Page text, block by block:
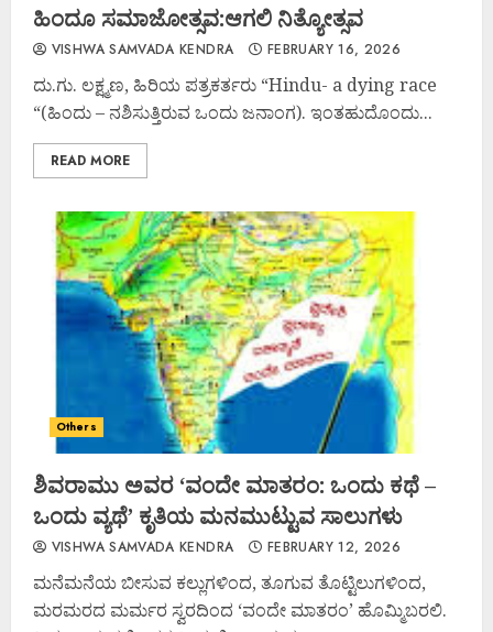
ಹಿಂದೂ ಸಮಾಜೋತ್ಸವ:ಆಗಲಿ ನಿತ್ಯೋತ್ಸವ
VISHWA SAMVADA KENDRA FEBRUARY 16, 2026
ದು.ಗು. ಲಕ್ಷ್ಮಣ, ಹಿರಿಯ ಪತ್ರಕರ್ತರು “Hindu- a dying race
“(ಹಿಂದು – ನಶಿಸುತ್ತಿರುವ ಒಂದು ಜನಾಂಗ). ಇಂತಹುದೊಂದು...
READ MORE
Others
ಶಿವರಾಮು ಅವರ ‘ವಂದೇ ಮಾತರಂ: ಒಂದು ಕಥೆ –
ಒಂದು ವ್ಯಥೆ’ ಕೃತಿಯ ಮನಮುಟ್ಟುವ ಸಾಲುಗಳು
VISHWA SAMVADA KENDRA FEBRUARY 12, 2026
ಮನೆಮನೆಯ ಬೀಸುವ ಕಲ್ಲುಗಳಿಂದ, ತೂಗುವ ತೊಟ್ಟಿಲುಗಳಿಂದ,
ಮರಮರದ ಮರ್ಮರ ಸ್ವರದಿಂದ ‘ವಂದೇ ಮಾತರಂ’ ಹೊಮ್ಮಿಬರಲಿ.